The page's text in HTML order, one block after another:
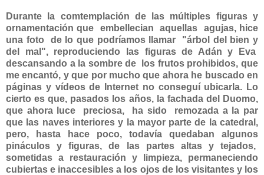
Durante la comtemplación de las múltiples figuras y
ornamentación que embellecian aquellas agujas, hice
una foto de lo que podríamos llamar "árbol del bien y
del mal", reproduciendo las figuras de Adán y Eva
descansando a la sombre de los frutos prohibidos, que
me encantó, y que por mucho que ahora he buscado en
páginas y vídeos de Internet no conseguí ubicarla. Lo
cierto es que, pasados los años, la fachada del Duomo,
que ahora luce preciosa, ha sido remozada a la par
que las naves interiores y la mayor parte de la catedral,
pero, hasta hace poco, todavía quedaban algunos
pináculos y figuras, de las partes altas y tejados,
sometidas a restauración y limpieza, permaneciendo
cubiertas e inaccesibles a los ojos de los visitantes y los